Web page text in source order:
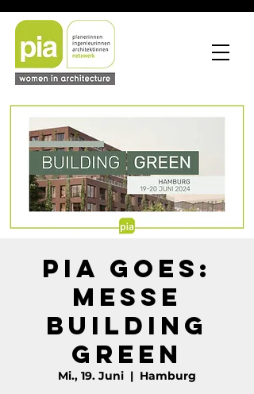
PIA goes:
Messe
Building
Green
Mi., 19. Juni
  |
Hamburg